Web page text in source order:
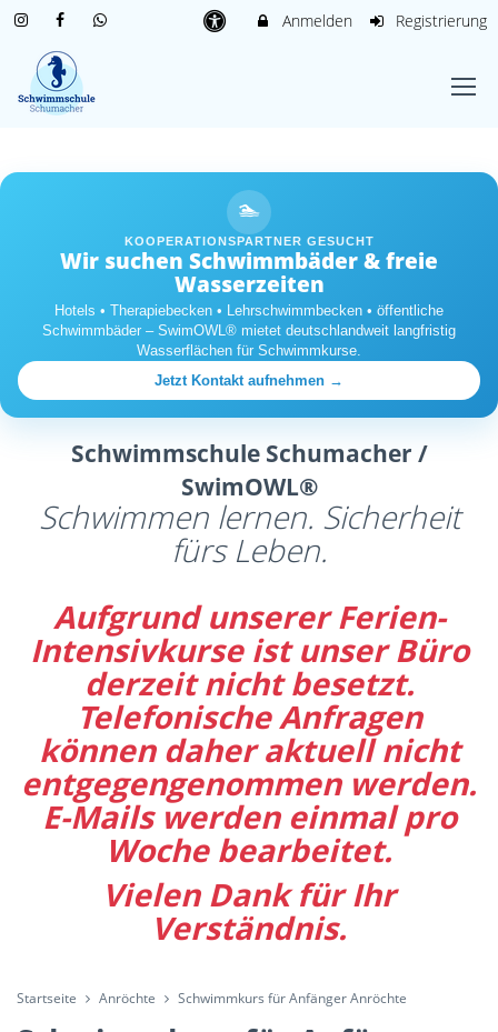
Anmelden Registrierung
🏊
KOOPERATIONSPARTNER GESUCHT
Wir suchen Schwimmbäder & freie
Wasserzeiten
Hotels • Therapiebecken • Lehrschwimmbecken • öffentliche
Schwimmbäder – SwimOWL® mietet deutschlandweit langfristig
Wasserflächen für Schwimmkurse.
Jetzt Kontakt aufnehmen →
Schwimmschule Schumacher /
SwimOWL®
Schwimmen lernen. Sicherheit
fürs Leben.
Aufgrund unserer Ferien-
Intensivkurse ist unser Büro
derzeit nicht besetzt.
Telefonische Anfragen
können daher aktuell nicht
entgegengenommen werden.
E-Mails werden einmal pro
Woche bearbeitet.
Vielen Dank für Ihr
Verständnis.
Startseite Anröchte Schwimmkurs für Anfänger Anröchte